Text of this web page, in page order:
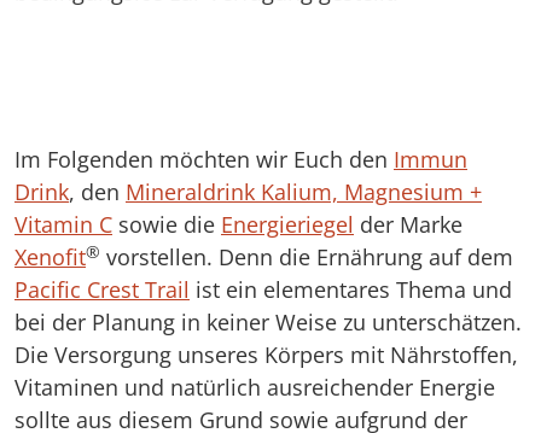
Im Folgenden möchten wir Euch den Immun
Drink, den Mineraldrink Kalium, Magnesium +
Vitamin C sowie die Energieriegel der Marke
Xenofit® vorstellen. Denn die Ernährung auf dem
Pacific Crest Trail ist ein elementares Thema und
bei der Planung in keiner Weise zu unterschätzen.
Die Versorgung unseres Körpers mit Nährstoffen,
Vitaminen und natürlich ausreichender Energie
sollte aus diesem Grund sowie aufgrund der